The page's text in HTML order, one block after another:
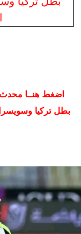
اضغط هنــا
بطل تركيا وسويسرا